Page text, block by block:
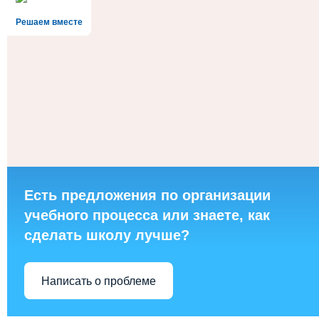
Решаем вместе
Есть предложения по организации
учебного процесса или знаете, как
сделать школу лучше?
Написать о проблеме